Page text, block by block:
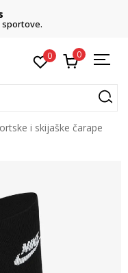
sportove.
0 0
i skijaške čarape